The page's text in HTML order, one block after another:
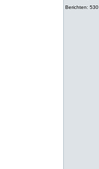
Berichten: 530